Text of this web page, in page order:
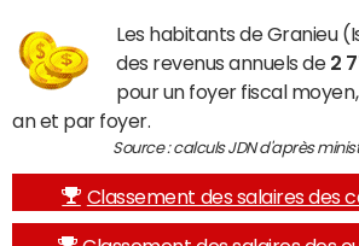
Les habitants de Granieu
des revenus annuels de 2
pour un foyer fiscal
an et par foyer.
Source : calculs JDN d'après
Classement des salaires des